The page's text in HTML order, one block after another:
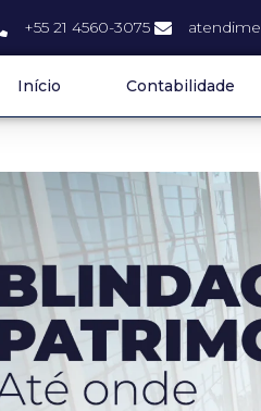
+55 21 4560-3075
Início Contabilidade